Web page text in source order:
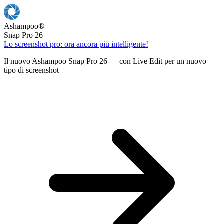
Ashampoo®
Snap Pro 26
Lo screenshot pro: ora ancora più intelligente!
Il nuovo Ashampoo Snap Pro 26 — con Live Edit per un nuovo
tipo di screenshot